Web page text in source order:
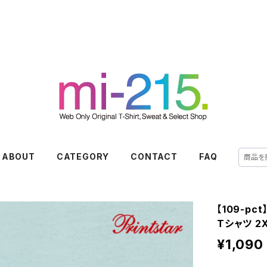
ABOUT CATEGORY CONTACT FAQ
【109-pct
Tシャツ
¥1,090